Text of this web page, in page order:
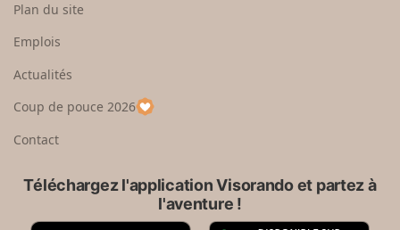
e
u
p
a
Plan du site
Emplois
Actualités
Coup de pouce 2026
Contact
Téléchargez l'application Visorando et partez à
l'aventure !